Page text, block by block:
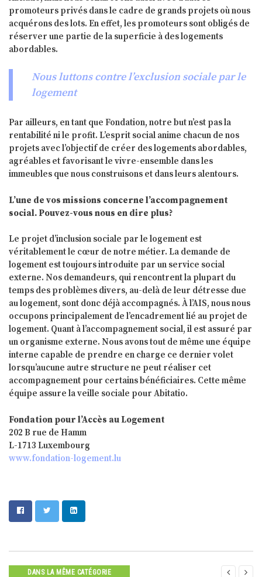
promoteurs privés dans le cadre de grands projets où nous
acquérons des lots. En effet, les promoteurs sont obligés de
réserver une partie de la superficie à des logements
abordables.
Nous luttons contre l’exclusion sociale par le
logement
Par ailleurs, en tant que Fondation, notre but n’est pas la
rentabilité ni le profit. L’esprit social anime chacun de nos
projets avec l’objectif de créer des logements abordables,
agréables et favorisant le vivre-ensemble dans les
immeubles que nous construisons et dans leurs alentours.
L’une de vos missions concerne l’accompagnement
social. Pouvez-vous nous en dire plus?
Le projet d’inclusion sociale par le logement est
véritablement le cœur de notre métier. La demande de
logement est toujours introduite par un service social
externe. Nos demandeurs, qui rencontrent la plupart du
temps des problèmes divers, au-delà de leur détresse due
au logement, sont donc déjà accompagnés. À l’AIS, nous nous
occupons principalement de l’encadrement lié au projet de
logement. Quant à l’accompagnement social, il est assuré par
un organisme externe. Nous avons tout de même une équipe
interne capable de prendre en charge ce dernier volet
lorsqu’aucune autre structure ne peut réaliser cet
accompagnement pour certains bénéficiaires. Cette même
équipe assure la veille sociale pour Abitatio.
Fondation pour l’Accès au Logement
202 B rue de Hamm
L-1713 Luxembourg
www.fondation-logement.lu
DANS LA MÊME CATÉGORIE  